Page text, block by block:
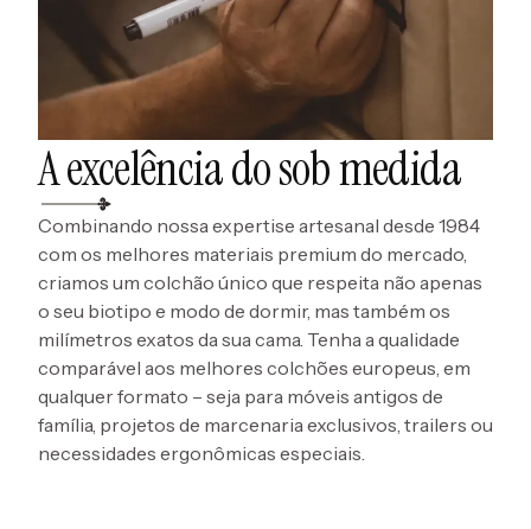
A excelência do sob medida
Combinando nossa expertise artesanal desde 1984
com os melhores materiais premium do mercado,
criamos um colchão único que respeita não apenas
o seu biotipo e modo de dormir, mas também os
milímetros exatos da sua cama. Tenha a qualidade
comparável aos melhores colchões europeus, em
qualquer formato – seja para móveis antigos de
família, projetos de marcenaria exclusivos, trailers ou
necessidades ergonômicas especiais.